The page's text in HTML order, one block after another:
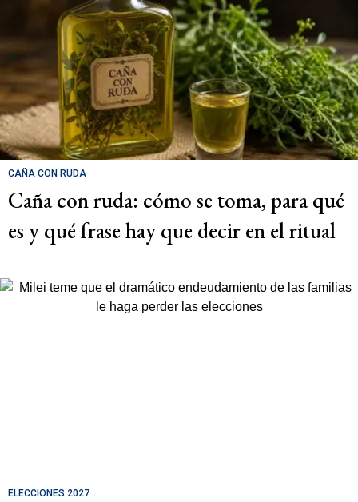
CAÑA CON RUDA
Caña con ruda: cómo se toma, para qué
es y qué frase hay que decir en el ritual
ELECCIONES 2027